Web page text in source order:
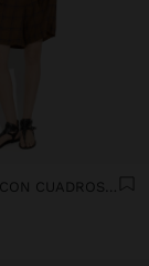
BERMUDAS CON CUADROS 100% LINO